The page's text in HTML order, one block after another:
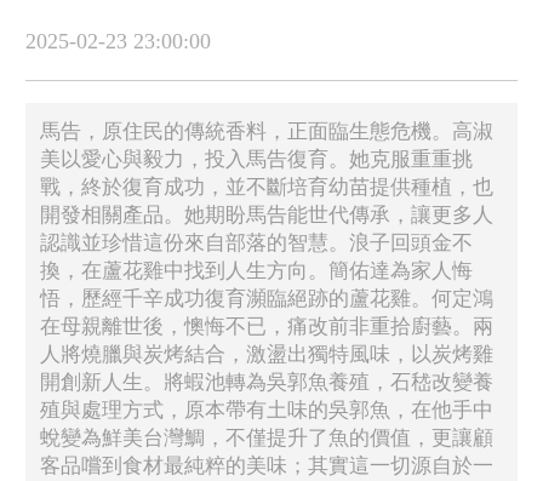
2025-02-23 23:00:00
馬告，原住民的傳統香料，正面臨生態危機。高淑
美以愛心與毅力，投入馬告復育。她克服重重挑
戰，終於復育成功，並不斷培育幼苗提供種植，也
開發相關產品。她期盼馬告能世代傳承，讓更多人
認識並珍惜這份來自部落的智慧。浪子回頭金不
換，在蘆花雞中找到人生方向。簡佑達為家人悔
悟，歷經千辛成功復育瀕臨絕跡的蘆花雞。何定鴻
在母親離世後，懊悔不已，痛改前非重拾廚藝。兩
人將燒臘與炭烤結合，激盪出獨特風味，以炭烤雞
開創新人生。將蝦池轉為吳郭魚養殖，石嵇改變養
殖與處理方式，原本帶有土味的吳郭魚，在他手中
蛻變為鮮美台灣鯛，不僅提升了魚的價值，更讓顧
客品嚐到食材最純粹的美味；其實這一切源自於一